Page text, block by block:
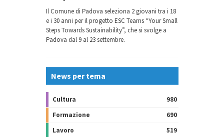
Il Comune di Padova seleziona 2 giovani tra i 18
e i 30 anni per il progetto ESC Teams “Your Small
Steps Towards Sustainability”, che si svolge a
Padova dal 9 al 23 settembre.
News per tema
Cultura
980
Formazione
690
Lavoro
519